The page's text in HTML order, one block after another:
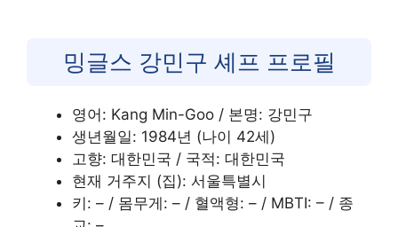
밍글스 강민구 셰프 프로필
영어: Kang Min-Goo / 본명: 강민구
생년월일: 1984년 (나이 42세)
고향: 대한민국 / 국적: 대한민국
현재 거주지 (집): 서울특별시
키: – / 몸무게: – / 혈액형: – / MBTI: – / 종